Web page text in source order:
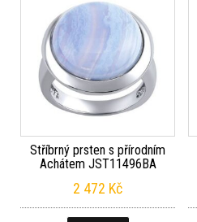
Stříbrný prsten s přírodním
Achátem JST11496BA
2 472 Kč